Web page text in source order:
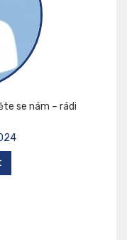
se nám – rádi